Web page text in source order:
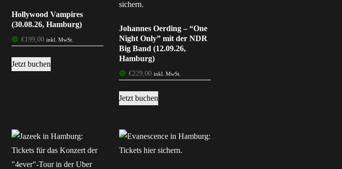
Hollywood Vampires
(30.08.26, Hamburg)
🟢 €199,00 inkl. MwSt.
Jetzt buchen
Johannes Oerding – “One
Night Only” mit der NDR
Big Band (12.09.26,
Hamburg)
🟢 €229,00 inkl. MwSt.
Jetzt buchen